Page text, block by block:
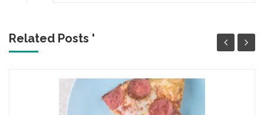
Related Posts '